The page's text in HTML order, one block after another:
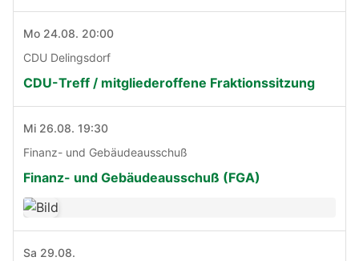
Mo 24.08. 20:00
CDU Delingsdorf
CDU-Treff / mitgliederoffene Fraktionssitzung
Mi 26.08. 19:30
Finanz- und Gebäudeausschuß
Finanz- und Gebäudeausschuß (FGA)
Sa 29.08.